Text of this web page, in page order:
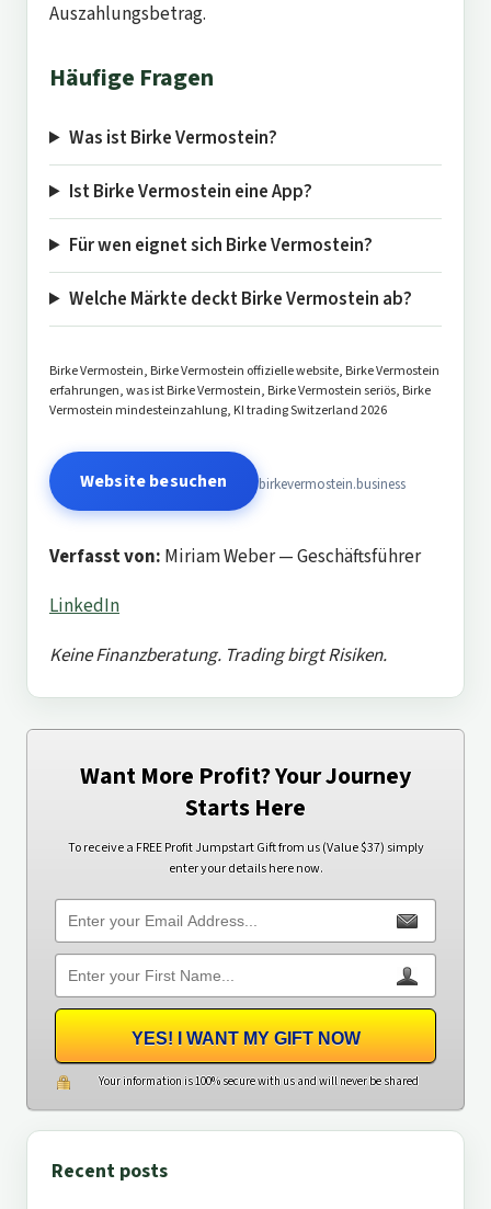
Auszahlungsbetrag.
Häufige Fragen
Was ist Birke Vermostein?
Ist Birke Vermostein eine App?
Für wen eignet sich Birke Vermostein?
Welche Märkte deckt Birke Vermostein ab?
Birke Vermostein, Birke Vermostein offizielle website, Birke Vermostein
erfahrungen, was ist Birke Vermostein, Birke Vermostein seriös, Birke
Vermostein mindesteinzahlung, KI trading Switzerland 2026
Website besuchen birkevermostein.business
Verfasst von: Miriam Weber — Geschäftsführer
LinkedIn
Keine Finanzberatung. Trading birgt Risiken.
Want More Profit? Your Journey
Starts Here
To receive a FREE Profit Jumpstart Gift from us (Value $37) simply
enter your details here now.
YES! I WANT MY GIFT NOW
Your information is 100% secure with us and will never be shared
Recent posts